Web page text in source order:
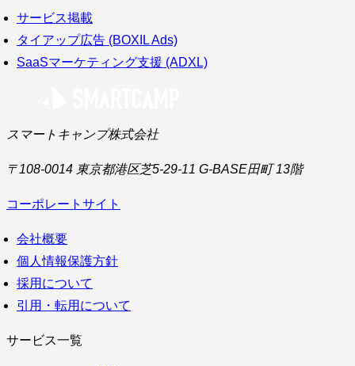
サービス掲載
タイアップ広告 (BOXIL Ads)
SaaSマーケティング支援 (ADXL)
スマートキャンプ株式会社
〒108-0014 東京都港区芝5-29-11 G-BASE田町 13階
コーポレートサイト
会社概要
個人情報保護方針
採用について
引用・転用について
サービス一覧